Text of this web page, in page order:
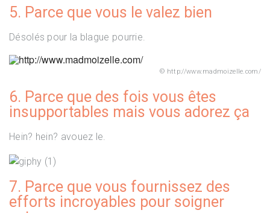
5. Parce que vous le valez bien
Désolés pour la blague pourrie.
http://www.madmoizelle.com/
6. Parce que des fois vous êtes
insupportables mais vous adorez ça
Hein? hein? avouez le.
7. Parce que vous fournissez des
efforts incroyables pour soigner